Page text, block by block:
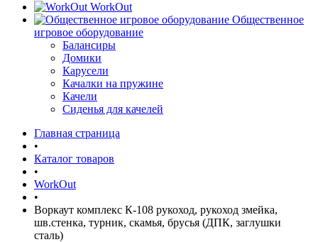
WorkOut
Общественное
игровое оборудование
Балансиры
Домики
Карусели
Качалки на пружине
Качели
Сиденья для качелей
Главная страница
•
Каталог товаров
•
WorkOut
•
Воркаут комплекс К-108 рукоход, рукоход змейка,
шв.стенка, турник, скамья, брусья (ДПК, заглушки
сталь)